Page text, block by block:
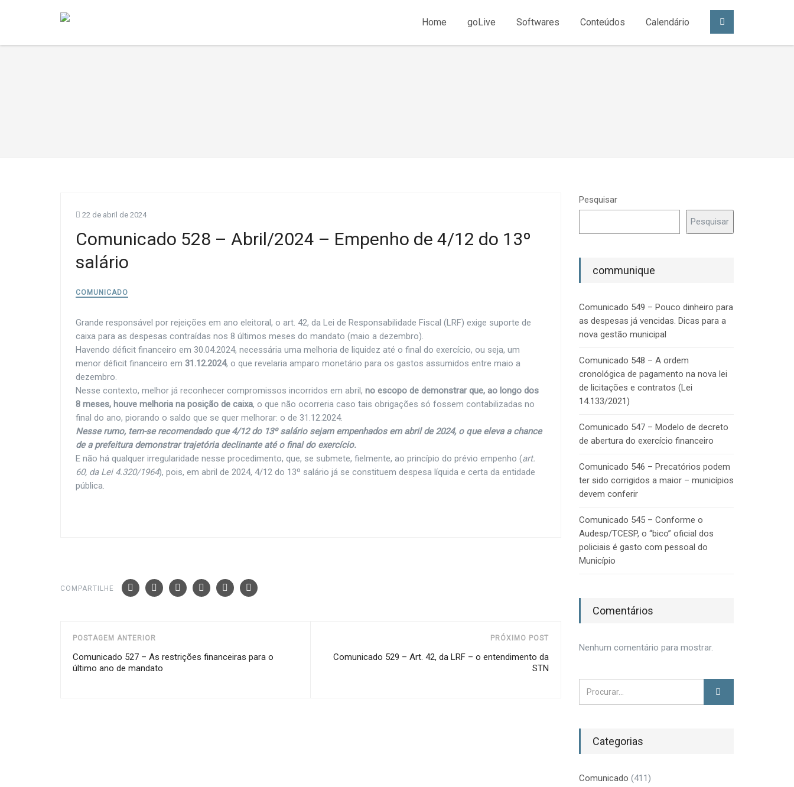
Home goLive Softwares Conteúdos Calendário
22 de abril de 2024
Comunicado 528 – Abril/2024 – Empenho de 4/12 do 13º
salário
COMUNICADO
Grande responsável por rejeições em ano eleitoral, o art. 42, da Lei de Responsabilidade Fiscal (LRF) exige suporte de
caixa para as despesas contraídas nos 8 últimos meses do mandato (maio a dezembro).
Havendo déficit financeiro em 30.04.2024, necessária uma melhoria de liquidez até o final do exercício, ou seja, um
menor déficit financeiro em 31.12.2024, o que revelaria amparo monetário para os gastos assumidos entre maio a
dezembro.
Nesse contexto, melhor já reconhecer compromissos incorridos em abril, no escopo de demonstrar que, ao longo dos
8 meses, houve melhoria na posição de caixa, o que não ocorreria caso tais obrigações só fossem contabilizadas no
final do ano, piorando o saldo que se quer melhorar: o de 31.12.2024.
Nesse rumo, tem-se recomendado que 4/12 do 13º salário sejam empenhados em abril de 2024, o que eleva a chance
de a prefeitura demonstrar trajetória declinante até o final do exercício.
E não há qualquer irregularidade nesse procedimento, que, se submete, fielmente, ao princípio do prévio empenho (art.
60, da Lei 4.320/1964), pois, em abril de 2024, 4/12 do 13º salário já se constituem despesa líquida e certa da entidade
pública.
COMPARTILHE
POSTAGEM ANTERIOR
Comunicado 527 – As restrições financeiras para o
último ano de mandato
PRÓXIMO POST
Comunicado 529 – Art. 42, da LRF – o entendimento da
STN
Pesquisar
Pesquisar
communique
Comunicado 549 – Pouco dinheiro para
as despesas já vencidas. Dicas para a
nova gestão municipal
Comunicado 548 – A ordem
cronológica de pagamento na nova lei
de licitações e contratos (Lei
14.133/2021)
Comunicado 547 – Modelo de decreto
de abertura do exercício financeiro
Comunicado 546 – Precatórios podem
ter sido corrigidos a maior – municípios
devem conferir
Comunicado 545 – Conforme o
Audesp/TCESP, o “bico” oficial dos
policiais é gasto com pessoal do
Município
Comentários
Nenhum comentário para mostrar.
Categorias
Comunicado (411)